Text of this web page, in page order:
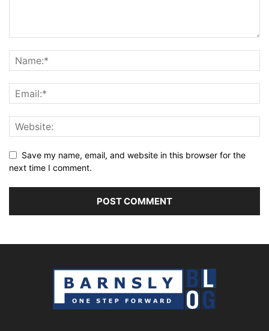
Save my name, email, and website in this browser for the
next time I comment.